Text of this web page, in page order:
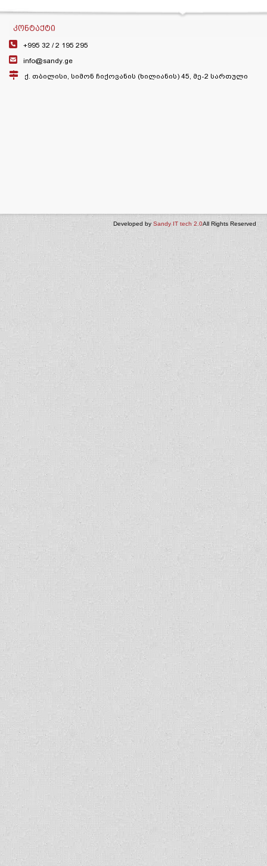
ᲙᲝᲜᲢᲐᲥᲢᲘ
+995 32 /2 195 295
info@sandy.ge
ქ. თბილისი, სიმონ ჩიქოვანის (ხილიანის) 45, მე-2 სართული
Developed bySandy IT tech 2.0All Rights Reserved